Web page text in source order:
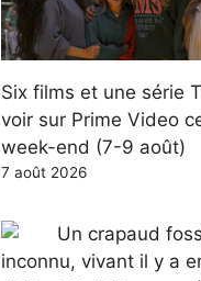
Six films et une série
voir sur Prime Video
week-end (7-9 août)
7 août 2026